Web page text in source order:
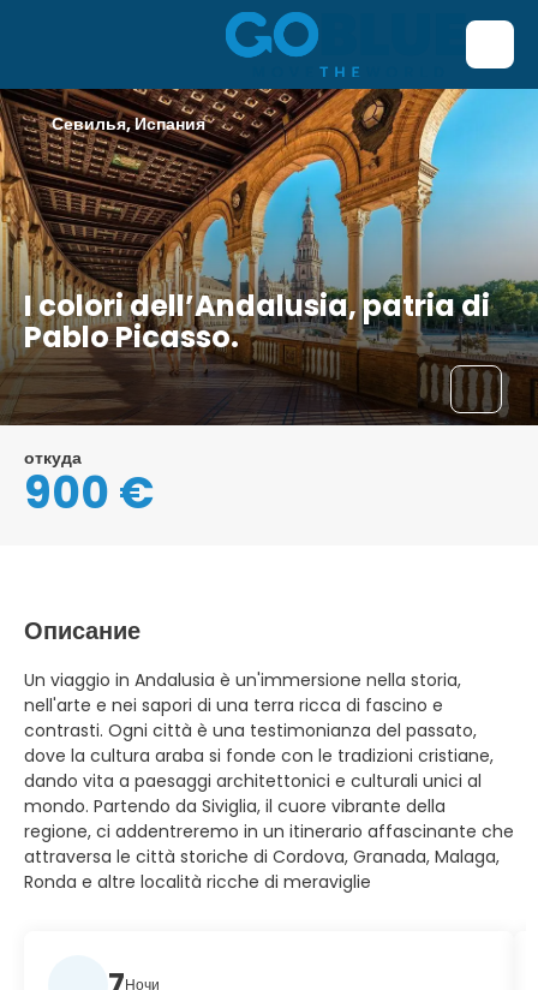
I colori dell’Andalusia, patria di
Pablo Picasso.
Севилья, Испания
откуда
900 €
Описание
Un viaggio in Andalusia è un'immersione nella storia,
nell'arte e nei sapori di una terra ricca di fascino e
contrasti. Ogni città è una testimonianza del passato,
dove la cultura araba si fonde con le tradizioni cristiane,
dando vita a paesaggi architettonici e culturali unici al
mondo. Partendo da Siviglia, il cuore vibrante della
regione, ci addentreremo in un itinerario affascinante che
attraversa le città storiche di Cordova, Granada, Malaga,
Ronda e altre località ricche di meraviglie
Ночи